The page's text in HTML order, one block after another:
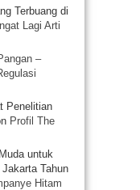
Terbuang di
Lagi Arti
–
Penelitian
Profil The
untuk
Tahun
Hitam